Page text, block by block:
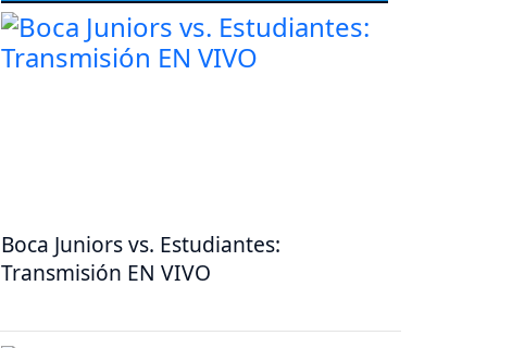
Boca Juniors vs. Estudiantes:
Transmisión EN VIVO